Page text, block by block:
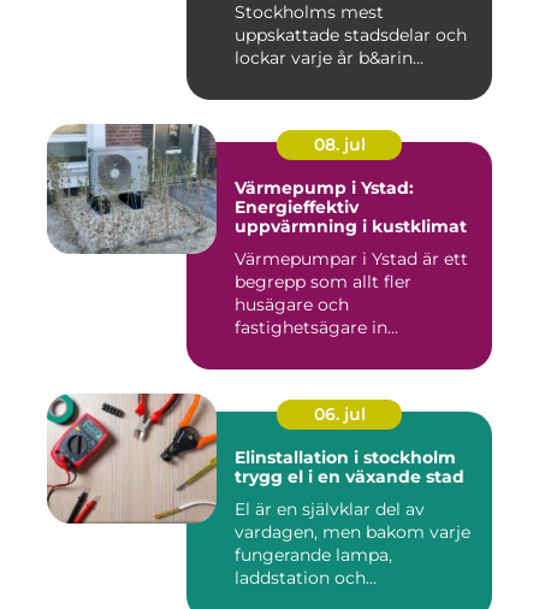
Stockholms mest
uppskattade stadsdelar och
lockar varje år b&arin...
08. jul
Värmepump i Ystad:
Energieffektiv
uppvärmning i kustklimat
Värmepumpar i Ystad är ett
begrepp som allt fler
husägare och
fastighetsägare in...
06. jul
Elinstallation i stockholm
trygg el i en växande stad
El är en självklar del av
vardagen, men bakom varje
fungerande lampa,
laddstation och